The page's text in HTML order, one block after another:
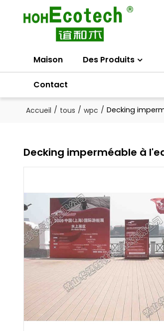
Maison Des Produits
Contact
Accueil / tous / wpc / Decking
Decking imperméable à